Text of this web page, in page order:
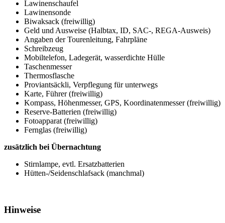
Lawinenschaufel
Lawinensonde
Biwaksack (freiwillig)
Geld und Ausweise (Halbtax, ID, SAC-, REGA-Ausweis)
Angaben der Tourenleitung, Fahrpläne
Schreibzeug
Mobiltelefon, Ladegerät, wasserdichte Hülle
Taschenmesser
Thermosflasche
Proviantsäckli, Verpflegung für unterwegs
Karte, Führer (freiwillig)
Kompass, Höhenmesser, GPS, Koordinatenmesser (freiwillig)
Reserve-Batterien (freiwillig)
Fotoapparat (freiwillig)
Fernglas (freiwillig)
zusätzlich bei Übernachtung
Stirnlampe, evtl. Ersatzbatterien
Hütten-/Seidenschlafsack (manchmal)
Hinweise